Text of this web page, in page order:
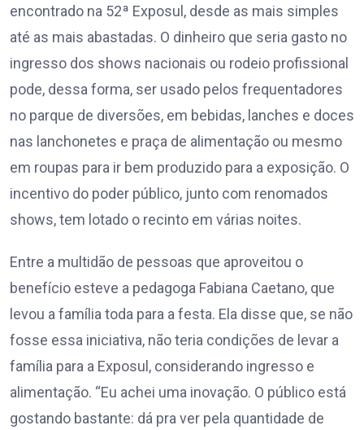
encontrado na 52ª Exposul, desde as mais simples
até as mais abastadas. O dinheiro que seria gasto no
ingresso dos shows nacionais ou rodeio profissional
pode, dessa forma, ser usado pelos frequentadores
no parque de diversões, em bebidas, lanches e doces
nas lanchonetes e praça de alimentação ou mesmo
em roupas para ir bem produzido para a exposição. O
incentivo do poder público, junto com renomados
shows, tem lotado o recinto em várias noites.
Entre a multidão de pessoas que aproveitou o
benefício esteve a pedagoga Fabiana Caetano, que
levou a família toda para a festa. Ela disse que, se não
fosse essa iniciativa, não teria condições de levar a
família para a Exposul, considerando ingresso e
alimentação. “Eu achei uma inovação. O público está
gostando bastante: dá pra ver pela quantidade de